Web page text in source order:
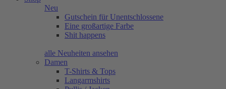
Neu
Gutschein für Unentschlossene
Eine großartige Farbe
Shit happens
alle Neuheiten ansehen
Damen
T-Shirts & Tops
Langarmshirts